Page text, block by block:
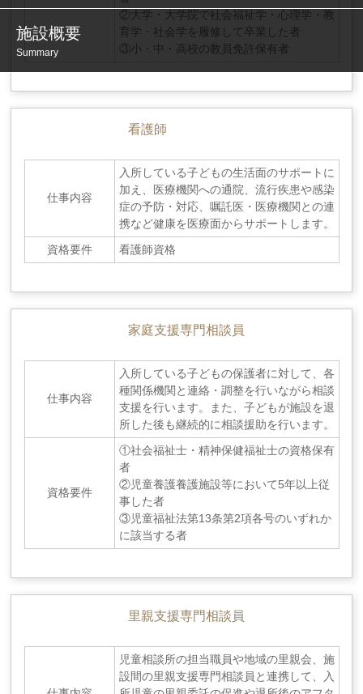
施設概要
Summary
②大学・大学院で社会福祉学・心理学・教
育学・社会学を履修して卒業した者
③小・中・高校の教員免許保有者
看護師
仕事内容
入所している子どもの生活面のサポートに
加え、医療機関への通院、流行疾患や感染
症の予防・対応、嘱託医・医療機関との連
携など健康を医療面からサポートします。
資格要件
看護師資格
家庭支援専門相談員
仕事内容
入所している子どもの保護者に対して、各
種関係機関と連絡・調整を行いながら相談
支援を行います。また、子どもが施設を退
所した後も継続的に相談援助を行います。
資格要件
①社会福祉士・精神保健福祉士の資格保有
者
②児童養護養護施設等において5年以上従
事した者
③児童福祉法第13条第2項各号のいずれか
に該当する者
里親支援専門相談員
児童相談所の担当職員や地域の里親会、施
設間の里親支援専門相談員と連携して、入